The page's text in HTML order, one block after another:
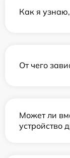
Как я узнаю,
От чего
Может ли
устройство